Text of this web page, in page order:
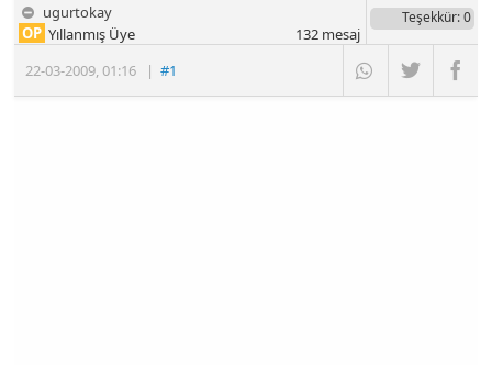
ugurtokay
22-03-2009,01:16 |#1
OP Yıllanmış Üye
Teşekkür: 0
132mesaj